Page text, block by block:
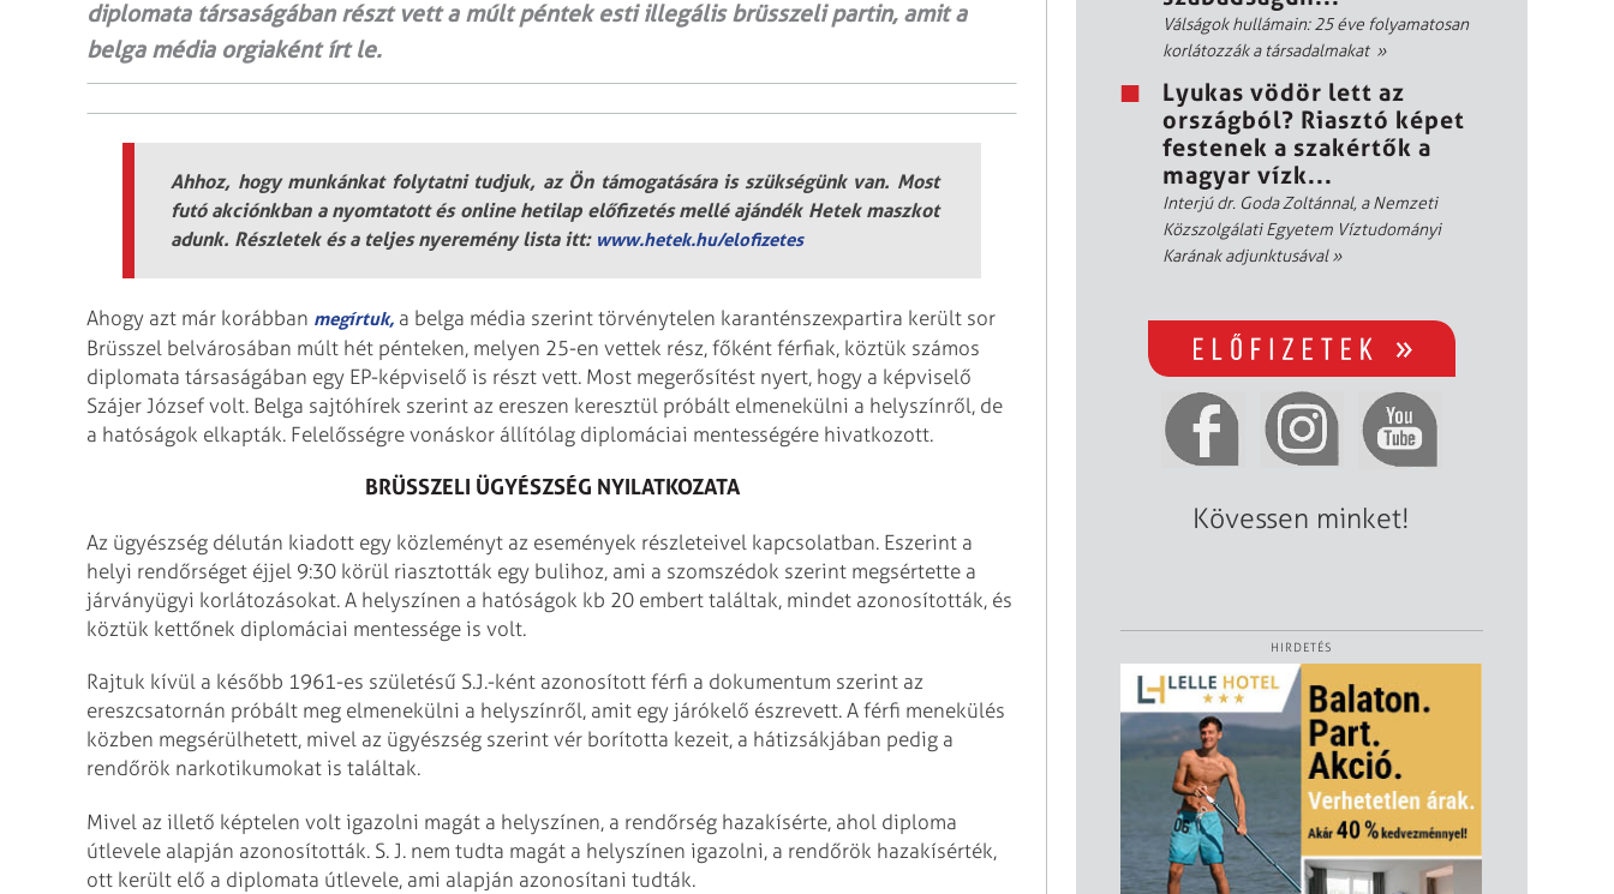
diplomata társaságában részt vett a múlt péntek esti illegális brüsszeli partin, amit a
belga média orgiaként írt le.
Ahhoz, hogy munkánkat folytatni tudjuk, az Ön támogatására is szükségünk van. Most
futó akciónkban a nyomtatott és online hetilap előfizetés mellé ajándék Hetek maszkot
adunk. Részletek és a teljes nyeremény lista itt: www.hetek.hu/elofizetes
Ahogy azt már korábban megírtuk, a belga média szerint törvénytelen karanténszexpartira került sor
Brüsszel belvárosában múlt hét pénteken, melyen 25-en vettek rész, főként férfiak, köztük számos
diplomata társaságában egy EP-képviselő is részt vett. Most megerősítést nyert, hogy a képviselő
Szájer József volt. Belga sajtóhírek szerint az ereszen keresztül próbált elmenekülni a helyszínről, de
a hatóságok elkapták. Felelősségre vonáskor állítólag diplomáciai mentességére hivatkozott.
BRÜSSZELI ÜGYÉSZSÉG NYILATKOZATA
Az ügyészség délután kiadott egy közleményt az események részleteivel kapcsolatban. Eszerint a
helyi rendőrséget éjjel 9:30 körül riasztották egy bulihoz, ami a szomszédok szerint megsértette a
járványügyi korlátozásokat. A helyszínen a hatóságok kb 20 embert találtak, mindet azonosították, és
köztük kettőnek diplomáciai mentessége is volt.
Rajtuk kívül a később 1961-es születésű S.J.-ként azonosított férfi a dokumentum szerint az
ereszcsatornán próbált meg elmenekülni a helyszínről, amit egy járókelő észrevett. A férfi menekülés
közben megsérülhetett, mivel az ügyészség szerint vér borította kezeit, a hátizsákjában pedig a
rendőrök narkotikumokat is találtak.
Mivel az illető képtelen volt igazolni magát a helyszínen, a rendőrség hazakísérte, ahol diploma
útlevele alapján azonosították. S. J. nem tudta magát a helyszínen igazolni, a rendőrök hazakísérték,
ott került elő a diplomata útlevele, ami alapján azonosítani tudták.
Válságok hullámain: 25 éve folyamatosan
korlátozzák a társadalmakat »
Lyukas vödör lett az
országból? Riasztó képet
festenek a szakértők a
magyar vízk...
Interjú dr. Goda Zoltánnal, a Nemzeti
Közszolgálati Egyetem Víztudományi
Karának adjunktusával»
Kövessen minket!
HIRDETÉS